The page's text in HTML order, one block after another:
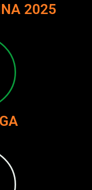
2025